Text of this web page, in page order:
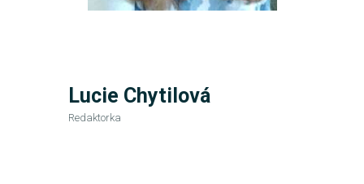
Lucie Chytilová
Redaktorka